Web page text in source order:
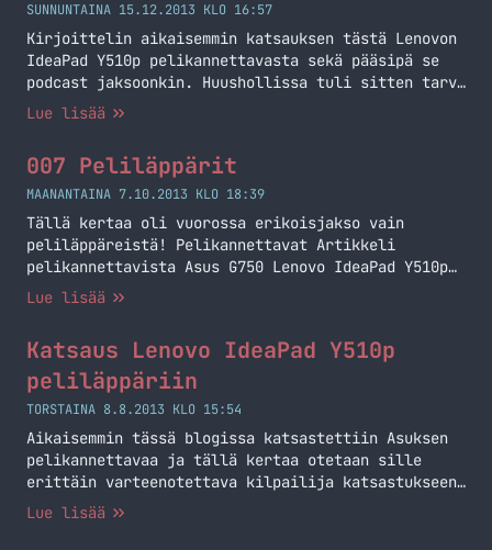
SUNNUNTAINA 15.12.2013 KLO 16:57
Kirjoittelin aikaisemmin katsauksen tästä Lenovon
IdeaPad Y510p pelikannettavasta sekä pääsipä se
podcast jaksoonkin. Huushollissa tuli sitten tarve
tai tarve luotiin toiselle pelikoneelle kun yksi
tilannetta varten katsausta tarjontaan sillä
toisen pöytäkoneen kokoaminen ei olisi tullut
kyseeseen. Reilu kuukausi sitten huusholliin
rantautuikin uuden karhea Lenovo IdeaPad… Jatka
lukemista Lenovo IdeaPad Y510p
Lue lisää
007 Peliläppärit
MAANANTAINA 7.10.2013 KLO 18:39
Tällä kertaa oli vuorossa erikoisjakso vain
peliläppäreistä! Pelikannettavat Artikkeli
pelikannettavista Asus G750 Lenovo IdeaPad Y510p
Razer Blade ja Blade Pro Lopetus Podcast löytyy
(https://markokaartinen.net/kategoria/podcast/)
Seuraavan podcastin aiheita voi esittää
MarkoKaartinen.netissä tai Twitterissä @MarkoK
Lue lisää
Katsaus Lenovo IdeaPad Y510p
peliläppäriin
TORSTAINA 8.8.2013 KLO 15:54
Aikaisemmin tässä blogissa katsastettiin Asuksen
pelikannettavaa ja tällä kertaa otetaan sille
erittäin varteenotettava kilpailija katsastukseen.
Itse jos konetta hankkisin niin tämä Lenovon
Lue lisää